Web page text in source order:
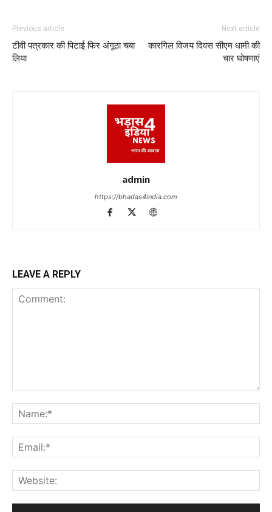
Previous article
टीवी पत्रकार की पिटाई फिर अंगूठा चबा
लिया
Next article
कारगिल विजय दिवस सीएम धामी की
चार घोषणाएं
admin
https://bhadas4india.com
LEAVE A REPLY